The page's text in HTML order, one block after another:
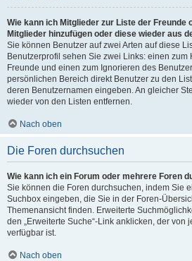
Wie kann ich Mitglieder zur Liste der Freunde
Mitglieder hinzufügen oder diese wieder aus
Sie können Benutzer auf zwei Arten auf diese
Benutzerprofil sehen Sie zwei Links: einen zum
Freunde und einen zum Ignorieren des
persönlichen Bereich direkt Benutzer zu den
deren Benutzernamen eingeben. An gleicher
wieder von den Listen entfernen.
Nach oben
Die Foren durchsuchen
Wie kann ich ein Forum oder mehrere Foren
Sie können die Foren durchsuchen, indem Sie
Suchbox eingeben, die Sie in der Foren-
Themenansicht finden. Erweiterte
den „Erweiterte Suche“-Link anklicken, der von
verfügbar ist.
Nach oben